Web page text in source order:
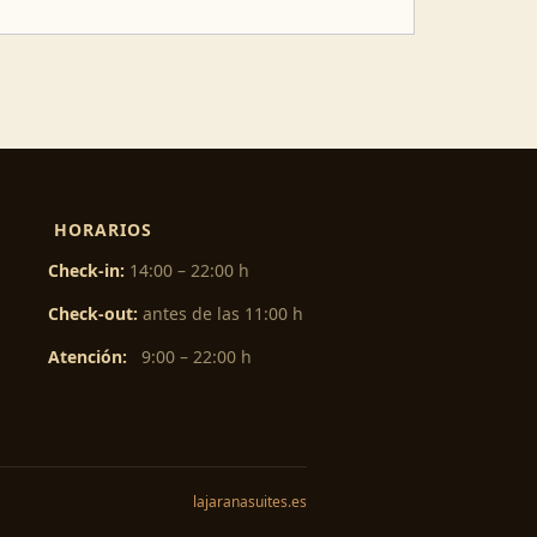
HORARIOS
Check-in: 14:00 – 22:00 h
Check-out: antes de las 11:00 h
Atención: 9:00 – 22:00 h
lajaranasuites.es